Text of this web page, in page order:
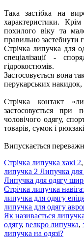
Така застібка на
характеристики.
похилого віку та
правильно застебнути
Стрічка липучка для
спеціалізації -
гідрокостюмів.
Застосовується вона
перукарських накидок,
Стрічка контакт
застосовується при
чоловічого одягу,
товарів, сумок і
Випускається
Стрічка липучка хакі 2,
липучка 2 Липучка для
Липучка для одягу
Стрічка липучка
липучка для одягу
липучка для одягу
Як називається
одягу, велкро липучка,
липучка на одязі?